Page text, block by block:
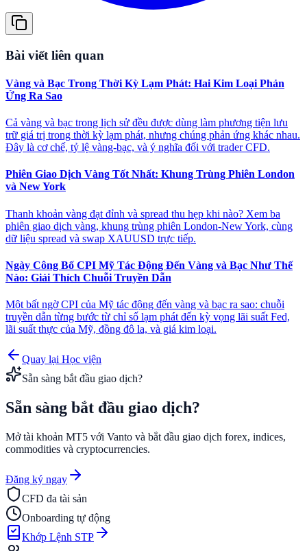
Bài viết liên quan
Vàng và Bạc Trong Thời Kỳ Lạm Phát: Hai Kim Loại Phản
Ứng Ra Sao
Cả vàng và bạc trong lịch sử đều được dùng làm phương tiện lưu
trữ giá trị trong thời kỳ lạm phát, nhưng chúng phản ứng khác nhau.
Đây là cơ chế, tỷ lệ vàng-bạc, và ý nghĩa đối với trader CFD.
Phiên Giao Dịch Vàng Tốt Nhất: Khung Trùng Phiên London
và New York
Thanh khoản vàng đạt đỉnh và spread thu hẹp khi nào? Xem ba
phiên giao dịch vàng, khung trùng phiên London-New York, cùng
dữ liệu spread và swap XAUUSD trực tiếp.
Ngày Công Bố CPI Mỹ Tác Động Đến Vàng và Bạc Như Thế
Nào: Giải Thích Chuỗi Truyền Dẫn
Một bất ngờ CPI của Mỹ tác động đến vàng và bạc ra sao: chuỗi
truyền dẫn từng bước từ chỉ số lạm phát đến kỳ vọng lãi suất Fed,
lãi suất thực của Mỹ, đồng đô la, và giá kim loại.
Quay lại Học viện
Sẵn sàng bắt đầu giao dịch?
Sẵn sàng bắt đầu giao dịch?
Mở tài khoản MT5 với Vanto và bắt đầu giao dịch forex, indices,
commodities và cryptocurrencies.
Đăng ký ngay
CFD đa tài sản
Onboarding tự động
Khớp Lệnh STP